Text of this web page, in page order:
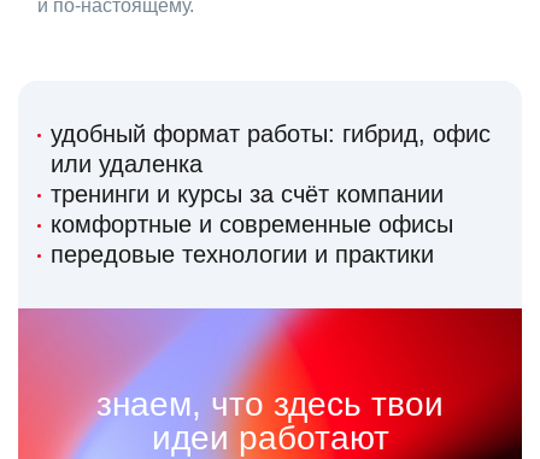
и по‑настоящему.
удобный формат работы: гибрид, офис
или удаленка
тренинги и курсы за счёт компании
комфортные и современные офисы
передовые технологии и практики
знаем, что здесь твои
идеи работают